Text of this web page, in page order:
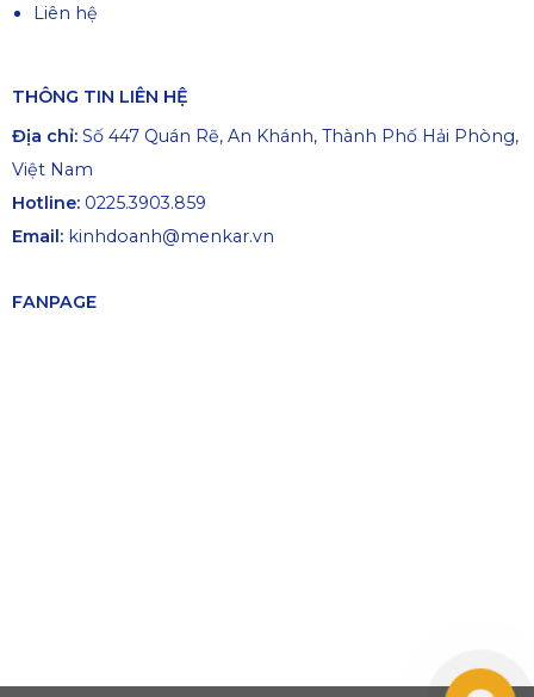
Liên hệ
THÔNG TIN LIÊN HỆ
Địa chỉ: Số 447 Quán Rẽ, An Khánh, Thành Phố Hải Phòng,
Việt Nam
Hotline: 0225.3903.859
Email: kinhdoanh@menkar.vn
FANPAGE